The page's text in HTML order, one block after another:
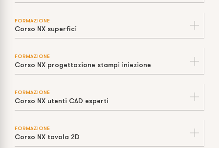
FORMAZIONE
Corso NX superfici
FORMAZIONE
Corso NX progettazione stampi iniezione
FORMAZIONE
Corso NX utenti CAD esperti
FORMAZIONE
Corso NX tavola 2D